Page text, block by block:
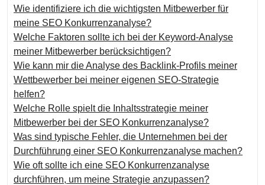
Wie identifiziere ich die wichtigsten Mitbewerber für
meine SEO Konkurrenzanalyse?
Welche Faktoren sollte ich bei der Keyword-Analyse
meiner Mitbewerber berücksichtigen?
Wie kann mir die Analyse des Backlink-Profils meiner
Wettbewerber bei meiner eigenen SEO-Strategie
helfen?
Welche Rolle spielt die Inhaltsstrategie meiner
Mitbewerber bei der SEO Konkurrenzanalyse?
Was sind typische Fehler, die Unternehmen bei der
Durchführung einer SEO Konkurrenzanalyse machen?
Wie oft sollte ich eine SEO Konkurrenzanalyse
durchführen, um meine Strategie anzupassen?